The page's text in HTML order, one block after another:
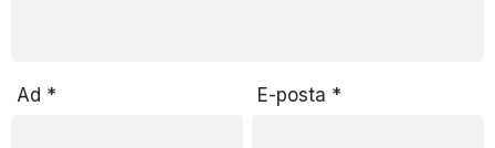
Ad * E-posta *